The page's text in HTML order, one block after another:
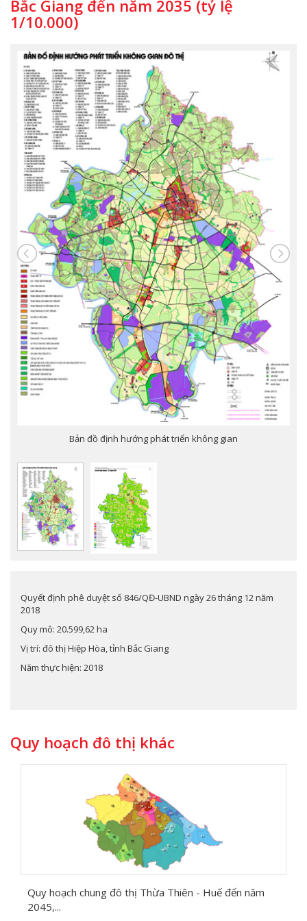
Bắc Giang đến năm 2035 (tỷ lệ
1/10.000)
Bản đồ định hướng phát triển không gian
Quyết định phê duyệt số 846/QĐ-UBND ngày 26 tháng 12 năm
2018
Quy mô: 20.599,62 ha
Vị trí: đô thị Hiệp Hòa, tỉnh Bắc Giang
Năm thực hiện: 2018
Quy hoạch đô thị khác
Quy hoạch chung đô thị Thừa Thiên - Huế đến năm
2045,...